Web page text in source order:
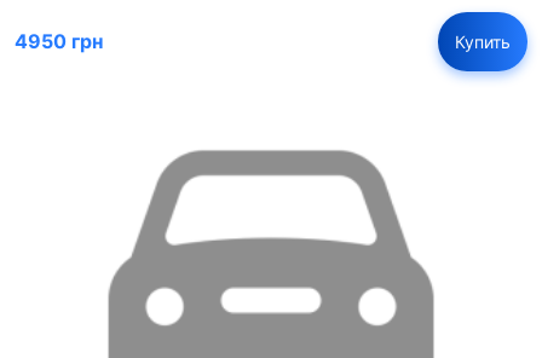
4950 грн Купить